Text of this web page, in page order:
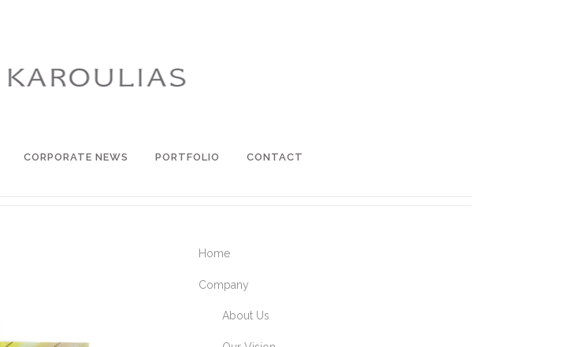
CORPORATE NEWS PORTFOLIO CONTACT
Home
Company
About Us